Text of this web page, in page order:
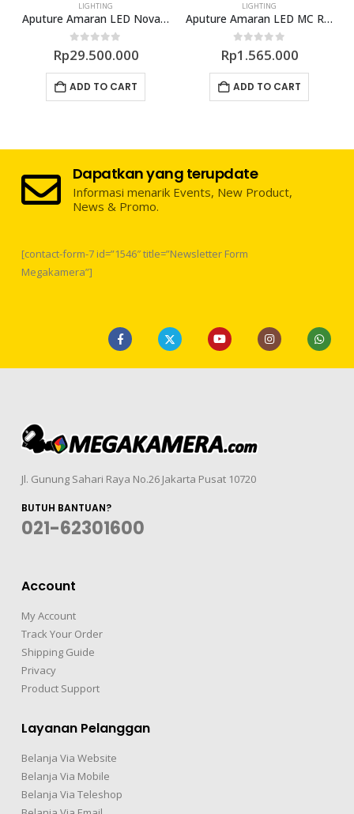
LIGHTING
Aputure Amaran LED Nova P300C Soft RGBWW Light
0out of 5
Rp29.500.000
ADD TO CART
LIGHTING
Aputure Amaran LED MC RGBWW Film Light
0out of 5
Rp1.565.000
ADD TO CART
Dapatkan yang terupdate
Informasi menarik Events, New Product,
News & Promo.
[contact-form-7 id=”1546″ title=”Newsletter Form
Megakamera”]
Jl. Gunung Sahari Raya No.26 Jakarta Pusat 10720
BUTUH BANTUAN?
021-62301600
Account
My Account
Track Your Order
Shipping Guide
Privacy
Product Support
Layanan Pelanggan
Belanja Via Website
Belanja Via Mobile
Belanja Via Teleshop